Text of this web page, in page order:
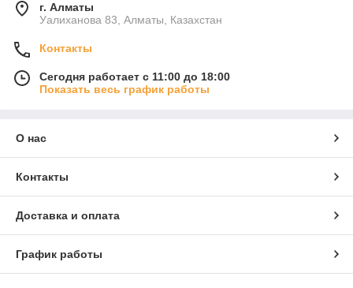
г. Алматы
Уалиханова 83, Алматы, Казахстан
Контакты
Сегодня работает с 11:00 до 18:00
Показать весь график работы
О нас
Контакты
Доставка и оплата
График работы